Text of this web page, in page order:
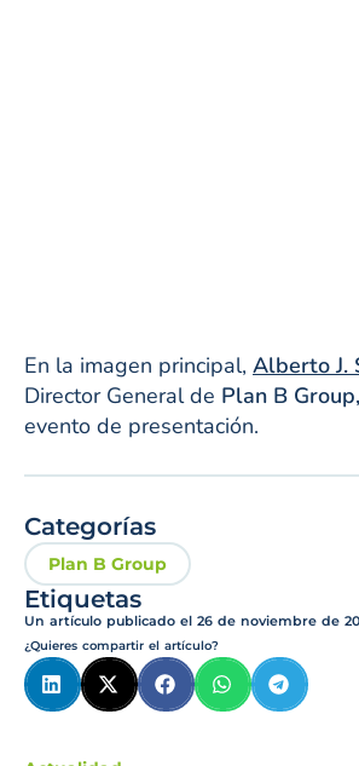
En la imagen principal, Alberto J.
Director General de Plan B Group,
evento de presentación.
Categorías
Plan B Group
Etiquetas
Un artículo publicado el 26 de noviembre de
¿Quieres compartir el artículo?